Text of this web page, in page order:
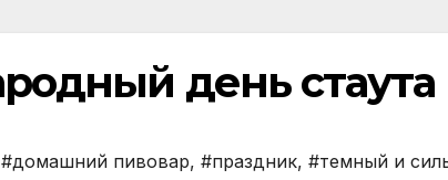
день стаута
#домашний пивовар, #праздник, #темный и